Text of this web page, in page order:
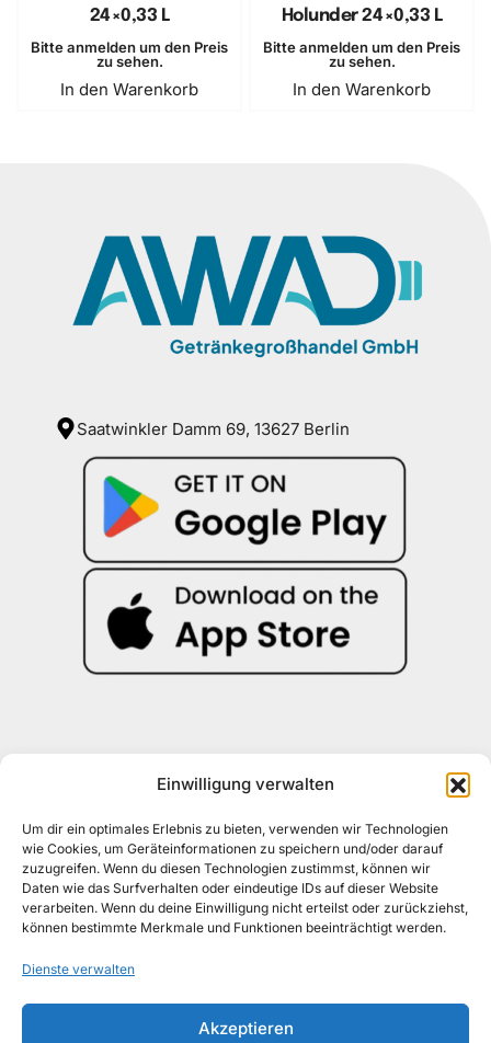
Einwilligung verwalten
Um dir ein optimales Erlebnis zu bieten, verwenden wir Technologien
wie Cookies, um Geräteinformationen zu speichern und/oder darauf
zuzugreifen. Wenn du diesen Technologien zustimmst, können wir
Daten wie das Surfverhalten oder eindeutige IDs auf dieser Website
verarbeiten. Wenn du deine Einwilligung nicht erteilst oder zurückziehst,
können bestimmte Merkmale und Funktionen beeinträchtigt werden.
Dienste verwalten
Akzeptieren
24×0,33 L
Bitte anmelden um den Preis
zu sehen.
In den Warenkorb
Holunder 24×0,33 L
Bitte anmelden um den Preis
zu sehen.
In den Warenkorb
Saatwinkler Damm 69, 13627 Berlin
kontakt@awad-getraenke.de
Unsere Richtlinien
ALLGEMEINE GESCHÄFTSBEDINGUNGEN
WIDERRUFSBELEHRUNG